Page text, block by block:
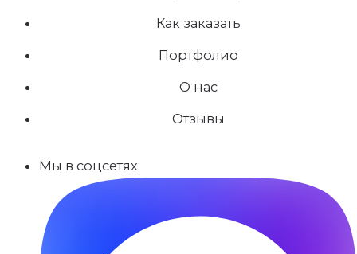
Как заказать
Портфолио
О нас
Отзывы
Мы в соцсетях: